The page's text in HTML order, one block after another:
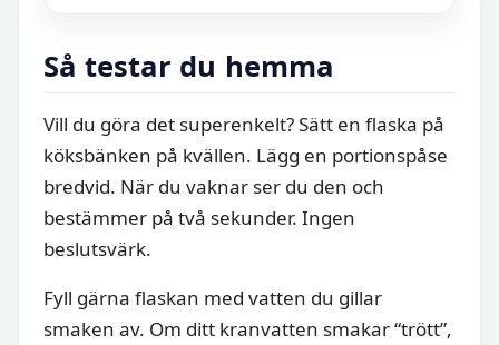
Så testar du hemma
Vill du göra det superenkelt? Sätt en flaska på
köksbänken på kvällen. Lägg en portionspåse
bredvid. När du vaknar ser du den och
bestämmer på två sekunder. Ingen
beslutsvärk.
Fyll gärna flaskan med vatten du gillar
smaken av. Om ditt kranvatten smakar “trött”,